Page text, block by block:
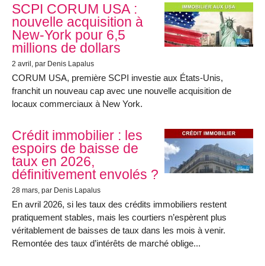
SCPI CORUM USA :
nouvelle acquisition à
New-York pour 6,5
millions de dollars
2 avril , par Denis Lapalus
CORUM USA, première SCPI investie aux États-Unis,
franchit un nouveau cap avec une nouvelle acquisition de
locaux commerciaux à New York.
Crédit immobilier : les
espoirs de baisse de
taux en 2026,
définitivement envolés ?
28 mars, par Denis Lapalus
En avril 2026, si les taux des crédits immobiliers restent
pratiquement stables, mais les courtiers n’espèrent plus
véritablement de baisses de taux dans les mois à venir.
Remontée des taux d’intérêts de marché oblige...